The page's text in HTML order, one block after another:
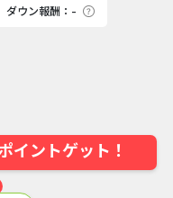
ダウン報酬：-
イントゲット！